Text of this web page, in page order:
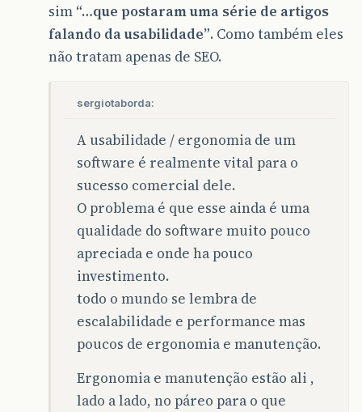
sim “…que postaram uma série de artigos
falando da usabilidade”. Como também eles
não tratam apenas de SEO.
sergiotaborda:
A usabilidade / ergonomia de um
software é realmente vital para o
sucesso comercial dele.
O problema é que esse ainda é uma
qualidade do software muito pouco
apreciada e onde ha pouco
investimento.
todo o mundo se lembra de
escalabilidade e performance mas
poucos de ergonomia e manutenção.
Ergonomia e manutenção estão ali ,
lado a lado, no páreo para o que